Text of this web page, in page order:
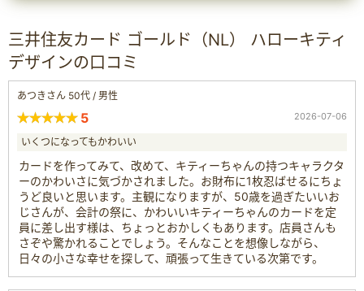
三井住友カード ゴールド（NL） ハローキティ
デザインの口コミ
あつきさん 50代 / 男性
5 2026-07-06
いくつになってもかわいい
カードを作ってみて、改めて、キティーちゃんの持つキャラクタ
ーのかわいさに気づかされました。お財布に1枚忍ばせるにちょ
うど良いと思います。主観になりますが、50歳を過ぎたいいお
じさんが、会計の祭に、かわいいキティーちゃんのカードを定
員に差し出す様は、ちょっとおかしくもあります。店員さんも
さぞや驚かれることでしょう。そんなことを想像しながら、
日々の小さな幸せを探して、頑張って生きている次第です。